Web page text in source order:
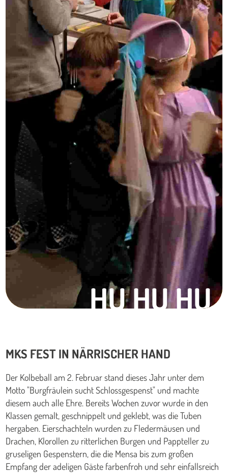
HU HU HU
MKS FEST IN NÄRRISCHER HAND
Der Kolbeball am 2. Februar stand dieses Jahr unter dem
Motto "Burgfräulein sucht Schlossgespenst" und machte
diesem auch alle Ehre. Bereits Wochen zuvor wurde in den
Klassen gemalt, geschnippelt und geklebt, was die Tuben
hergaben. Eierschachteln wurden zu Fledermäusen und
Drachen, Klorollen zu ritterlichen Burgen und Pappteller zu
gruseligen Gespenstern, die die Mensa bis zum großen
Empfang der adeligen Gäste farbenfroh und sehr einfallsreich